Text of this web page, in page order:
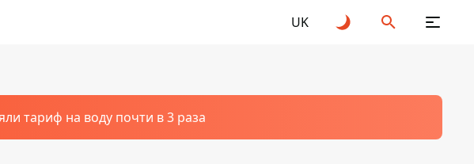
UK
тариф на воду почти в 3 раза